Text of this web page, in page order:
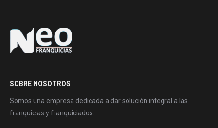
SOBRE NOSOTROS
Somos una empresa dedicada a dar solución integral a las
franquicias y franquiciados.